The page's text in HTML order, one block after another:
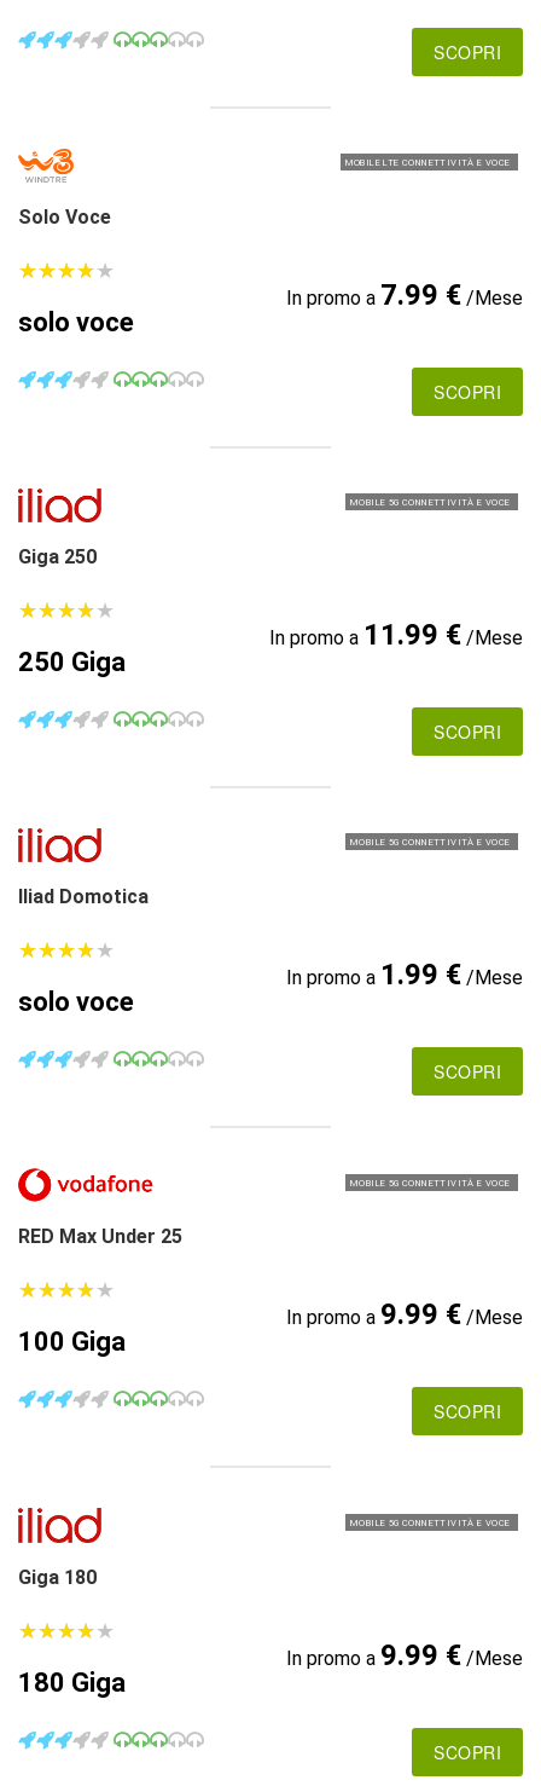
SCOPRI
MOBILE LTE CONNETTIVITÀ E VOCE
Solo Voce
★★★★★
★★★★★
solo voce
In promo a 7.99 €/Mese
SCOPRI
MOBILE 5G CONNETTIVITÀ E VOCE
Giga 250
★★★★★
★★★★★
250 Giga
In promo a 11.99 €/Mese
SCOPRI
MOBILE 5G CONNETTIVITÀ E VOCE
Iliad Domotica
★★★★★
★★★★★
solo voce
In promo a 1.99 €/Mese
SCOPRI
MOBILE 5G CONNETTIVITÀ E VOCE
RED Max Under 25
★★★★★
★★★★★
100 Giga
In promo a 9.99 €/Mese
SCOPRI
MOBILE 5G CONNETTIVITÀ E VOCE
Giga 180
★★★★★
★★★★★
180 Giga
In promo a 9.99 €/Mese
SCOPRI